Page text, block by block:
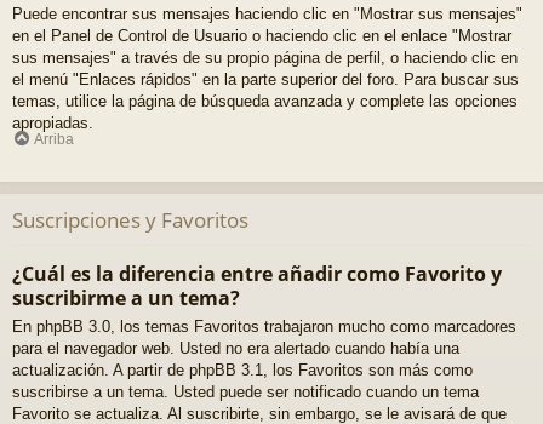
Puede encontrar sus mensajes haciendo clic en "Mostrar sus mensajes"
en el Panel de Control de Usuario o haciendo clic en el enlace "Mostrar
sus mensajes" a través de su propio página de perfil, o haciendo clic en
el menú "Enlaces rápidos" en la parte superior del foro. Para buscar sus
temas, utilice la página de búsqueda avanzada y complete las opciones
apropiadas.
Arriba
Suscripciones y Favoritos
¿Cuál es la diferencia entre añadir como Favorito y
suscribirme a un tema?
En phpBB 3.0, los temas Favoritos trabajaron mucho como marcadores
para el navegador web. Usted no era alertado cuando había una
actualización. A partir de phpBB 3.1, los Favoritos son más como
suscribirse a un tema. Usted puede ser notificado cuando un tema
Favorito se actualiza. Al suscribirte, sin embargo, se le avisará de que